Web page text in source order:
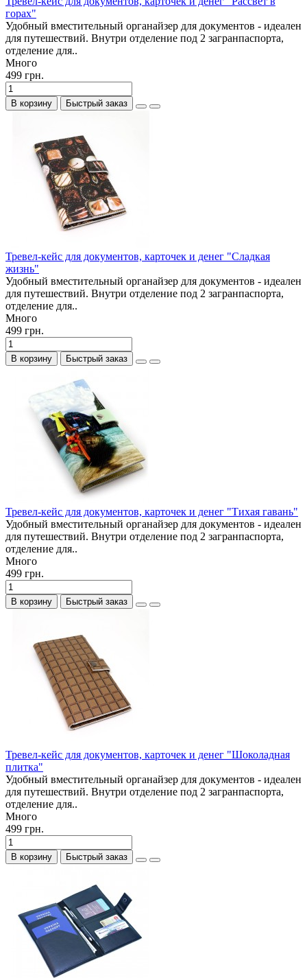
горах"
Удобный вместительный органайзер для документов - идеален
для путешествий. Внутри отделение под 2 загранпаспорта,
отделение для..
Много
499 грн.
В корзину Быстрый заказ
Тревел-кейс для документов, карточек и денег "Сладкая
жизнь"
Удобный вместительный органайзер для документов - идеален
для путешествий. Внутри отделение под 2 загранпаспорта,
отделение для..
Много
499 грн.
В корзину Быстрый заказ
Тревел-кейс для документов, карточек и денег "Тихая гавань"
Удобный вместительный органайзер для документов - идеален
для путешествий. Внутри отделение под 2 загранпаспорта,
отделение для..
Много
499 грн.
В корзину Быстрый заказ
Тревел-кейс для документов, карточек и денег "Шоколадная
плитка"
Удобный вместительный органайзер для документов - идеален
для путешествий. Внутри отделение под 2 загранпаспорта,
отделение для..
Много
499 грн.
В корзину Быстрый заказ